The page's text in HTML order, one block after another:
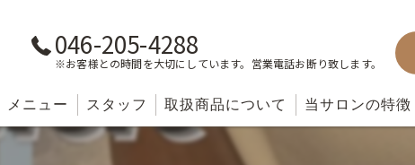
046-205-4288
※お客様との時間を大切にしています。営業電話お断り致します。
メニュー スタッフ 取扱商品について 当サロンの特徴